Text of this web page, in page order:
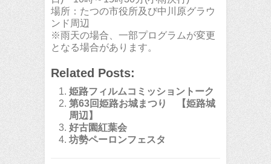
場所：たつの市役所及び中川原グラウ
ンド周辺
※雨天の場合、一部プログラムが変更
となる場合があります。
Related Posts:
姫路フィルムコミッショントーク
第63回姫路お城まつり 【姫路城
周辺】
好古園紅葉会
坊勢ペーロンフェスタ